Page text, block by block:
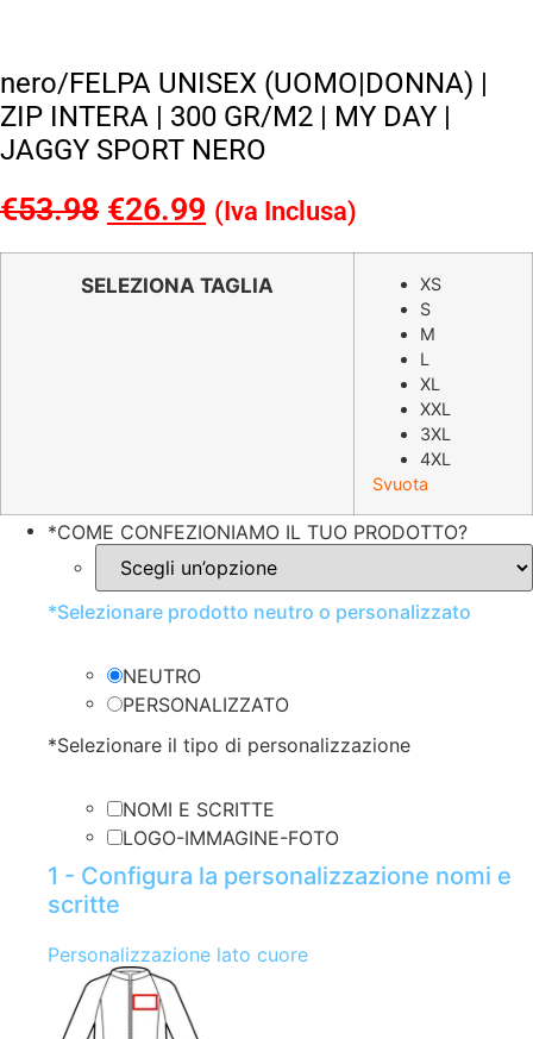
nero/FELPA UNISEX (UOMO|DONNA) |
ZIP INTERA | 300 GR/M2 | MY DAY |
JAGGY SPORT NERO
€53.98 Il
prezzo
originale
€26.99 Il
prezzo
attuale
(Iva Inclusa)
SELEZIONA TAGLIA
XS
S
M
L
XL
XXL
3XL
4XL
Svuota
*COME CONFEZIONIAMO IL TUO PRODOTTO?
*Selezionare prodotto neutro o personalizzato
NEUTRO
PERSONALIZZATO
*Selezionare il tipo di personalizzazione
NOMI E SCRITTE
LOGO-IMMAGINE-FOTO
1 - Configura la personalizzazione nomi e
scritte
Personalizzazione lato cuore